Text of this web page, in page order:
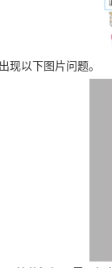
现以下图片问题。